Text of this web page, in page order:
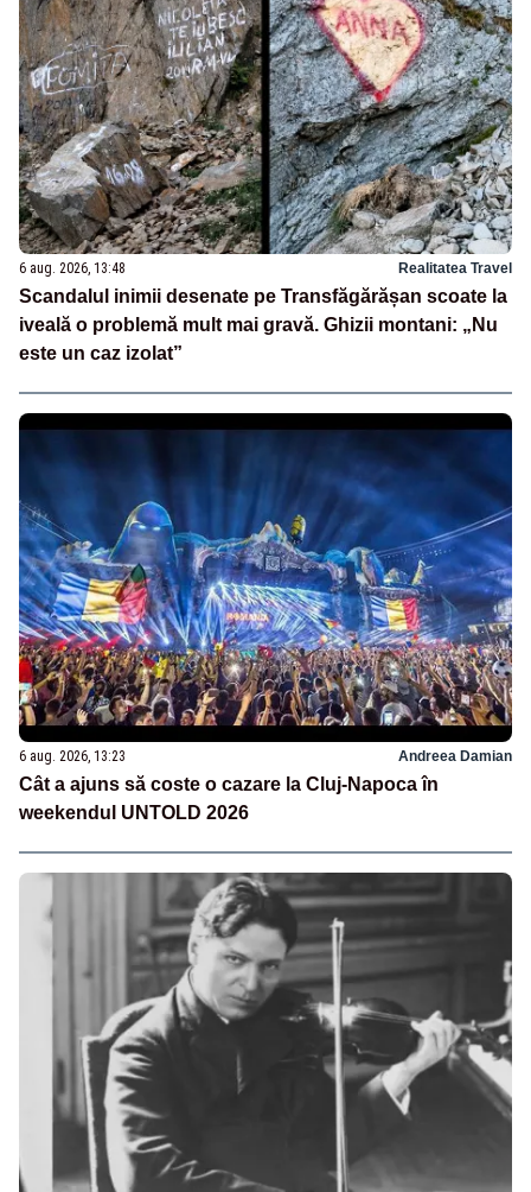
6 aug. 2026, 13:48 Realitatea Travel
Scandalul inimii desenate pe Transfăgărășan scoate la
iveală o problemă mult mai gravă. Ghizii montani: „Nu
este un caz izolat”
6 aug. 2026, 13:23 Andreea Damian
Cât a ajuns să coste o cazare la Cluj-Napoca în
weekendul UNTOLD 2026